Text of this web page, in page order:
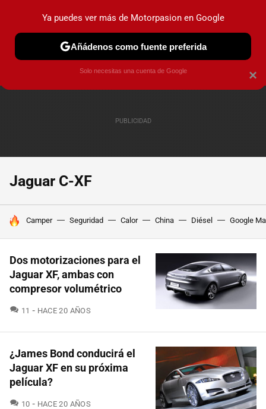
PRUEBAS COCHES ELÉCTRICOS OBSERVATORIO
Jaguar C-XF
HOY SE HABLA DE
Camper Seguridad Calor China Diésel Google
Dos motorizaciones para el
Jaguar XF, ambas con
compresor volumétrico
11 COMENTARIOS
HACE 20 AÑOS
¿James Bond conducirá el
Jaguar XF en su próxima
película?
10 COMENTARIOS
HACE 20 AÑOS
×
Ya puedes ver más de Motorpasion en Google
Añádenos como fuente preferida
Solo necesitas una cuenta de Google